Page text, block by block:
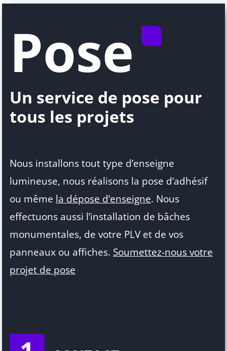
Pose
Un service de pose pour
tous les projets
Nous installons tout type d’enseigne
lumineuse, nous réalisons la pose d’adhésif
ou même la dépose d’enseigne. Nous
effectuons aussi l’installation de bâches
monumentales, de votre PLV et de vos
panneaux ou affiches. Soumettez-nous votre
projet de pose